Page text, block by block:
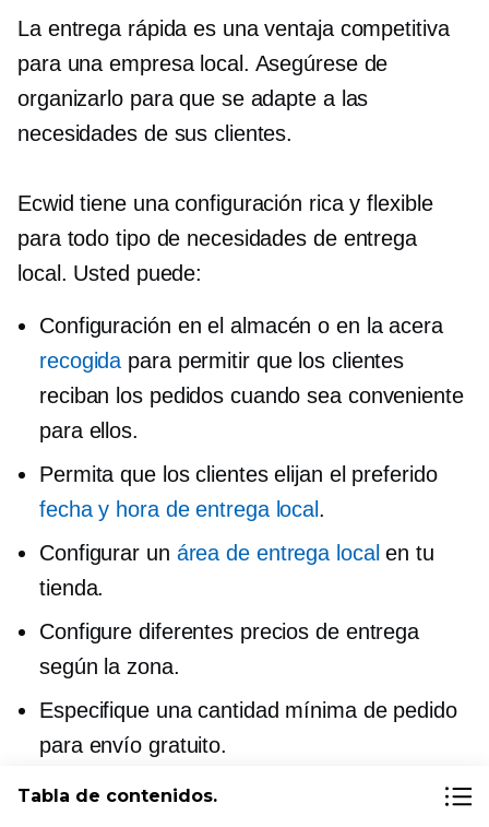
La entrega rápida es una ventaja competitiva
para una empresa local. Asegúrese de
organizarlo para que se adapte a las
necesidades de sus clientes.
Ecwid tiene una configuración rica y flexible
para todo tipo de necesidades de entrega
local. Usted puede:
Configuración en el almacén o en la acera
recogida para permitir que los clientes
reciban los pedidos cuando sea conveniente
para ellos.
Permita que los clientes elijan el preferido
fecha y hora de entrega local .
Configurar un área de entrega local en tu
tienda.
Configure diferentes precios de entrega
según la zona.
Especifique una cantidad mínima de pedido
para envío gratuito.
Y aun mas. Aprender más sobre
Tabla de contenidos.